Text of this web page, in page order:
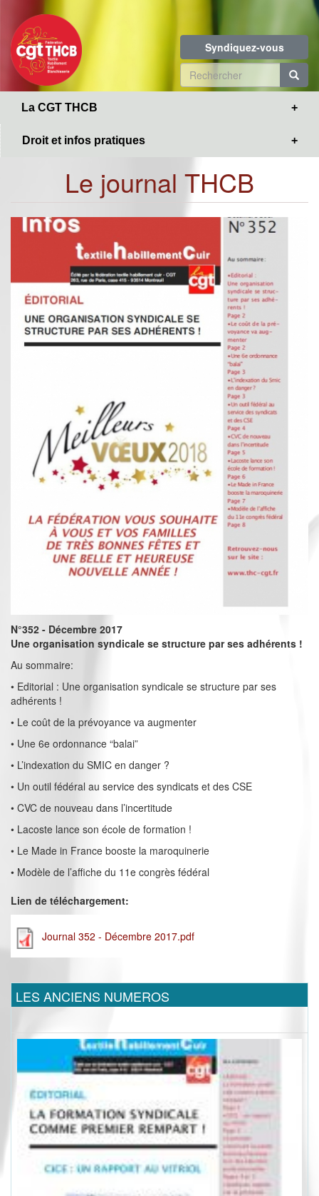
contenu
principal
Syndiquez-vous
Formulaire
de
La CGT THCB
Droit et infos pratiques
Le journal THCB
N°352 - Décembre 2017
Une organisation syndicale se structure par ses adhérents !
Au sommaire:
• Editorial : Une organisation syndicale se structure par ses
adhérents !
• Le coût de la prévoyance va augmenter
• Une 6e ordonnance “balai”
• L’indexation du SMIC en danger ?
• Un outil fédéral au service des syndicats et des CSE
• CVC de nouveau dans l’incertitude
• Lacoste lance son école de formation !
• Le Made in France booste la maroquinerie
• Modèle de l’affiche du 11e congrès fédéral
Lien de téléchargement:
Journal 352 - Décembre 2017.pdf
LES ANCIENS NUMEROS